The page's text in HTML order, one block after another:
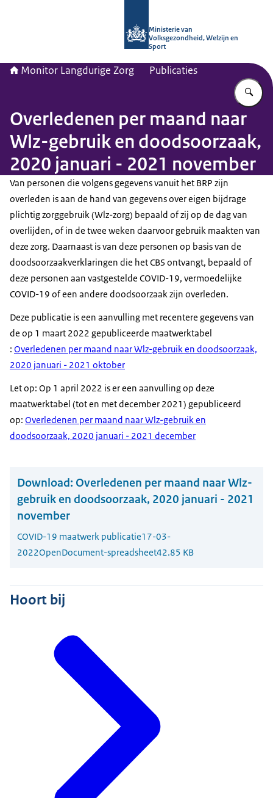
Ministerie van
Volksgezondheid, Welzijn en
Sport
Monitor Langdurige Zorg Publicaties
Overledenen per maand naar
Wlz-gebruik en doodsoorzaak,
2020 januari - 2021 november
Van personen die volgens gegevens vanuit het BRP zijn
overleden is aan de hand van gegevens over eigen bijdrage
plichtig zorggebruik (Wlz-zorg) bepaald of zij op de dag van
overlijden, of in de twee weken daarvoor gebruik maakten van
deze zorg. Daarnaast is van deze personen op basis van de
doodsoorzaakverklaringen die het CBS ontvangt, bepaald of
deze personen aan vastgestelde COVID-19, vermoedelijke
COVID-19 of een andere doodsoorzaak zijn overleden.
Deze publicatie is een aanvulling met recentere gegevens van
de op 1 maart 2022 gepubliceerde maatwerktabel
: Overledenen per maand naar Wlz-gebruik en doodsoorzaak,
2020 januari - 2021 oktober
Let op: Op 1 april 2022 is er een aanvulling op deze
maatwerktabel (tot en met december 2021) gepubliceerd
op: Overledenen per maand naar Wlz-gebruik en
doodsoorzaak, 2020 januari - 2021 december
Download: Overledenen per maand naar Wlz-
gebruik en doodsoorzaak, 2020 januari - 2021
november
COVID-19 maatwerk publicatie17-03-
2022OpenDocument-spreadsheet42.85 KB
Hoort bij